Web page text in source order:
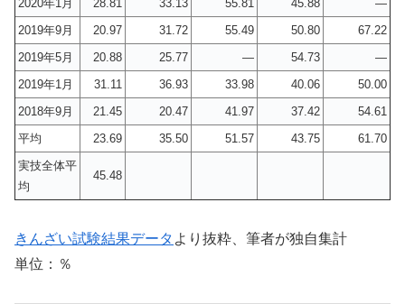
2020年1月
28.81 33.13 55.81 45.88
―
2019年9月
20.97 31.72 55.49 50.80
67.22
2019年5月
20.88 25.77 ― 54.73
―
2019年1月
31.11 36.93 33.98 40.06
50.00
2018年9月
21.45 20.47 41.97 37.42
54.61
平均
23.69 35.50 51.57 43.75
61.70
実技全体平
均
45.48
きんざい試験結果データ より抜粋、筆者が独自集計
単位：％